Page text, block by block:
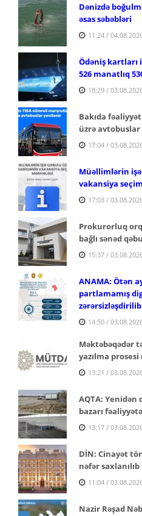
Dənizdə
əsas səbəbləri
11:24 /
Ödəniş kartları
526 manatlıq
18:29 /
Bakıda
üzrə
17:04 /
Müəllimlərin
vakansiya
17:03 /
Prokurorluq
bağlı sənəd
15:37 /
ANAMA: Ötən
partlamamış
zərərsizləşdirilib
14:50 /
Məktəbəqədər
yazılma
13:21 /
AQTA: Yenidən
bazarı
13:17 /
DİN: Cinayət
nəfər saxlanılıb
11:04 /
Nazir Rəşad